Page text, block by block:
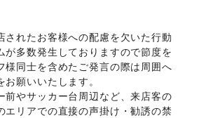
されたお客様への配慮を欠いた行動
が多数発生しておりますので節度を
様同士を含めたご発言の際は周囲へ
願いいたします。
やサッカー台周辺など、来店客の
エリアでの直接の声掛け・勧誘の禁